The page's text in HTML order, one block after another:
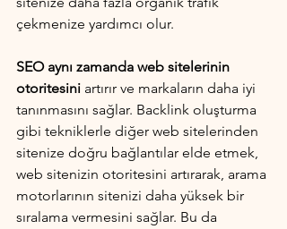
çekmenize yardımcı olur.
SEO aynı zamanda web sitelerinin
otoritesini artırır ve markaların daha iyi
tanınmasını sağlar. Backlink oluşturma
gibi tekniklerle diğer web sitelerinden
sitenize doğru bağlantılar elde etmek,
web sitenizin otoritesini artırarak, arama
motorlarının sitenizi daha yüksek bir
sıralama vermesini sağlar. Bu da